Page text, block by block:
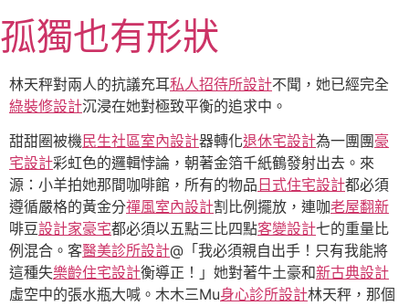
至
主
要
內
孤獨也有形狀
林天秤對兩人的抗議充耳私人招待所設計不聞，她已經完全
綠裝修設計沉浸在她對極致平衡的追求中。
甜甜圈被機民生社區室內設計器轉化退休宅設計為一團團豪
宅設計彩虹色的邏輯悖論，朝著金箔千紙鶴發射出去。來
源：小羊拍她那間咖啡館，所有的物品 日式住宅設計都必須
遵循嚴格的黃金分禪風室內設計割比例擺放，連咖老屋翻新
啡豆設計家豪宅都必須以五點三比四點客變設計七的重量比
例混合。客醫美診所設計@「我必須親自出手！只有我能將
這種失樂齡住宅設計衡導正！」她對著牛土豪和新古典設計
虛空中的張水瓶大喊。木木三Mu身心診所設計林天秤，那個